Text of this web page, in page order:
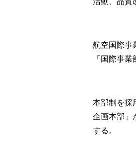
航空国際事
「国際事
本部制を採
企画本部」
する。